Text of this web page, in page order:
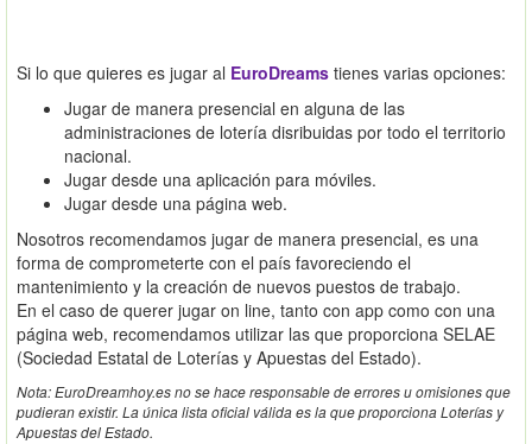
Si lo que quieres es jugar al EuroDreams tienes varias opciones:
Jugar de manera presencial en alguna de las
administraciones de lotería disribuidas por todo el territorio
nacional.
Jugar desde una aplicación para móviles.
Jugar desde una página web.
Nosotros recomendamos jugar de manera presencial, es una
forma de comprometerte con el país favoreciendo el
mantenimiento y la creación de nuevos puestos de trabajo.
En el caso de querer jugar on line, tanto con app como con una
página web, recomendamos utilizar las que proporciona SELAE
(Sociedad Estatal de Loterías y Apuestas del Estado).
Nota: EuroDreamhoy.es no se hace responsable de errores u omisiones que
pudieran existir. La única lista oficial válida es la que proporciona Loterías y
Apuestas del Estado.